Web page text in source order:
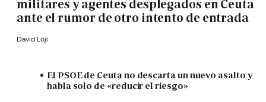
militares y agentes desplegados en Ceuta
ante el rumor de otro intento de entrada
David Loji
El PSOE de Ceuta no descarta un nuevo asalto y
habla solo de «reducir el riesgo»